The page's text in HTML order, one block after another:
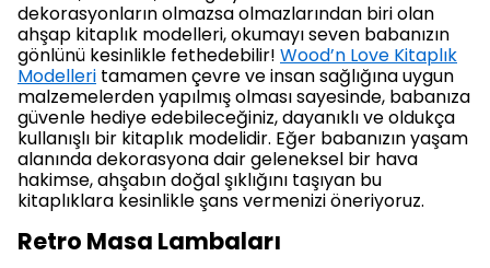
dekorasyonların olmazsa olmazlarından biri olan
ahşap kitaplık modelleri, okumayı seven babanızın
gönlünü kesinlikle fethedebilir! Wood’n Love Kitaplık
Modelleri tamamen çevre ve insan sağlığına uygun
malzemelerden yapılmış olması sayesinde, babanıza
güvenle hediye edebileceğiniz, dayanıklı ve oldukça
kullanışlı bir kitaplık modelidir. Eğer babanızın yaşam
alanında dekorasyona dair geleneksel bir hava
hakimse, ahşabın doğal şıklığını taşıyan bu
kitaplıklara kesinlikle şans vermenizi öneriyoruz.
Retro Masa Lambaları